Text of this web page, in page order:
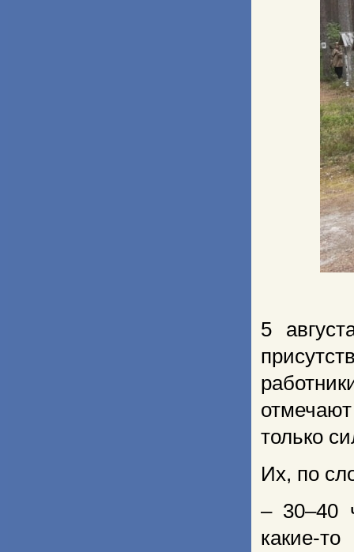
5
только
Их, по
– 30–40
какие-